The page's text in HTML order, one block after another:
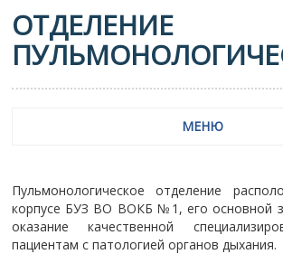
ОТДЕЛЕНИЕ
МЕНЮ
Пульмонологическое отделение
корпусе БУЗ ВО ВОКБ №1, его основной
оказание качественной
пациентам с патологией органов дыхания.